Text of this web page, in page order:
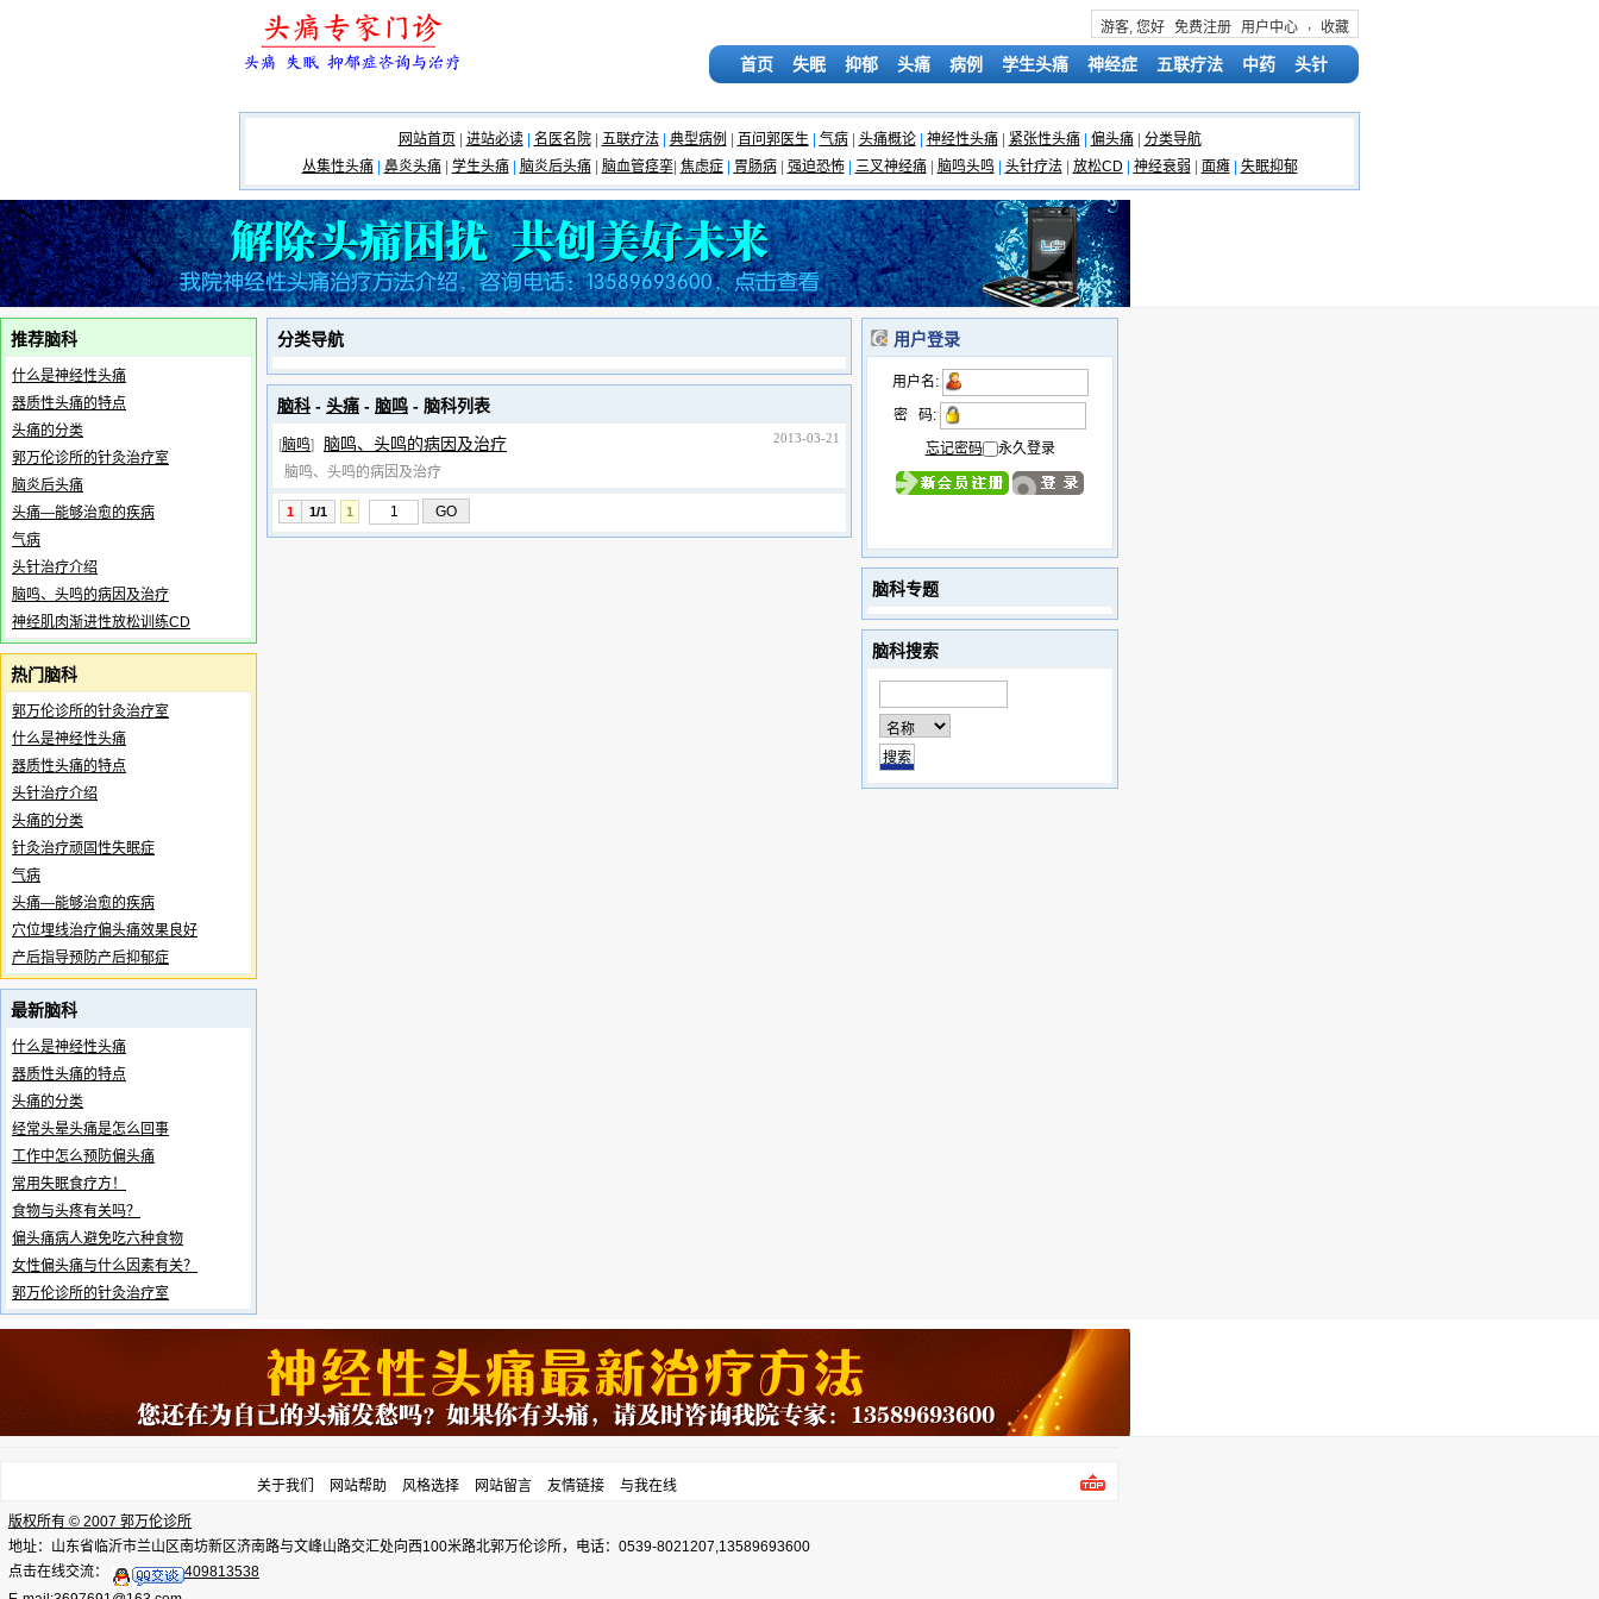
游客, 您好 免费注册 用户中心 , 收藏
首页 失眠 抑郁 头痛 病例 学生头痛 神经症 五联疗法 中药 头针
网站首页 进站必读 名医名院 五联疗法 典型病例 百问郭医生 气病 头痛概论 神经性头痛 紧张性头痛 偏头痛
分类导航
丛集性头痛
鼻炎头痛 学生头痛 脑炎后头痛 脑血管痉挛| 焦虑症 胃肠病 强迫恐怖 三叉神经痛 脑鸣头鸣 头针疗法 放松CD 神经衰弱 面瘫 失眠抑郁
推荐脑科
什么是神经性头痛
器质性头痛的特点
头痛的分类
郭万伦诊所的针灸治疗室
脑炎后头痛
头痛—能够治愈的疾病
气病
头针治疗介绍
脑鸣、头鸣的病因及治疗
神经肌肉渐进性放松训练CD
热门脑科
郭万伦诊所的针灸治疗室
什么是神经性头痛
器质性头痛的特点
头针治疗介绍
头痛的分类
针灸治疗顽固性失眠症
气病
头痛—能够治愈的疾病
穴位埋线治疗偏头痛效果良好
产后指导预防产后抑郁症
最新脑科
什么是神经性头痛
器质性头痛的特点
头痛的分类
经常头晕头痛是怎么回事
工作中怎么预防偏头痛
常用失眠食疗方！
食物与头疼有关吗？
偏头痛病人避免吃六种食物
女性偏头痛与什么因素有关？
郭万伦诊所的针灸治疗室
分类导航
脑科 - 头痛 - 脑鸣 - 脑科列表
2013-03-21
[脑鸣] 脑鸣、头鸣的病因及治疗
脑鸣、头鸣的病因及治疗
1 1/1 1
用户登录
用户名:
密 码:
忘记密码
永久登录
脑科专题
脑科搜索
关于我们 网站帮助 风格选择 网站留言 友情链接 与我在线
版权所有 © 2007 郭万伦诊所
地址：山东省临沂市兰山区南坊新区济南路与文峰山路交汇处向西100米路北郭万伦诊所，电话：0539-8021207,13589693600
点击在线交流：
409813538